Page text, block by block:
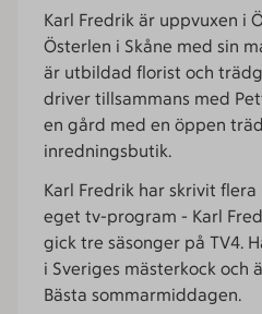
Karl Fredrik är uppvuxen i
Österlen i Skåne med sin
är utbildad florist och
driver tillsammans med
en gård med en öppen
inredningsbutik.
Karl Fredrik har skrivit
eget tv-program - Karl
gick tre säsonger på TV4.
i Sveriges mästerkock och
Bästa sommarmiddagen.